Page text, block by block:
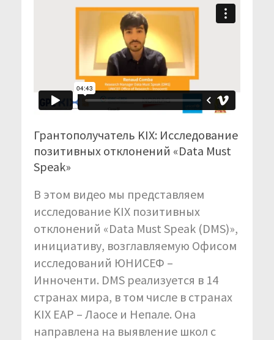
Грантополучатель KIX: Исследование
позитивных отклонений «Data Must
Speak»
В этом видео мы представляем
исследование KIX позитивных
отклонений «Data Must Speak (DMS)»,
инициативу, возглавляемую Офисом
исследований ЮНИСЕФ –
Инноченти. DMS реализуется в 14
странах мира, в том числе в странах
KIX EAP – Лаосе и Непале. Она
направлена на выявление школ с